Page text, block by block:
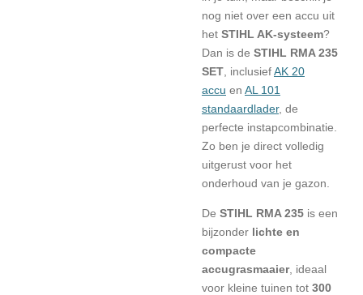
nog niet over een accu uit
het STIHL AK-systeem?
Dan is de STIHL RMA 235
SET , inclusiefAK 20
accu en AL 101
standaardlader, de
perfecte instapcombinatie.
Zo ben je direct volledig
uitgerust voor het
onderhoud van je gazon.
De STIHL RMA 235 is een
bijzonder lichte en
compacte
accugrasmaaier, ideaal
voor kleine tuinen tot 300